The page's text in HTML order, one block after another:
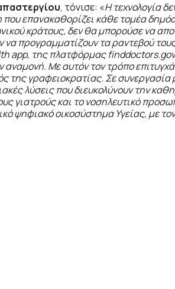
, τόνισε: «H τεχνολογία
επανακαθορίζει κάθε τομέα
κράτους, δεν θα μπορούσε να
προγραμματίζουν τα ραντεβού
app, της πλατφόρμας
Με αυτόν τον τρόπο
της γραφειοκρατίας. Σε συνεργασία
λύσεις που διευκολύνουν την
γιατρούς και το νοσηλευτικό
ψηφιακό οικοσύστημα Υγείας, με